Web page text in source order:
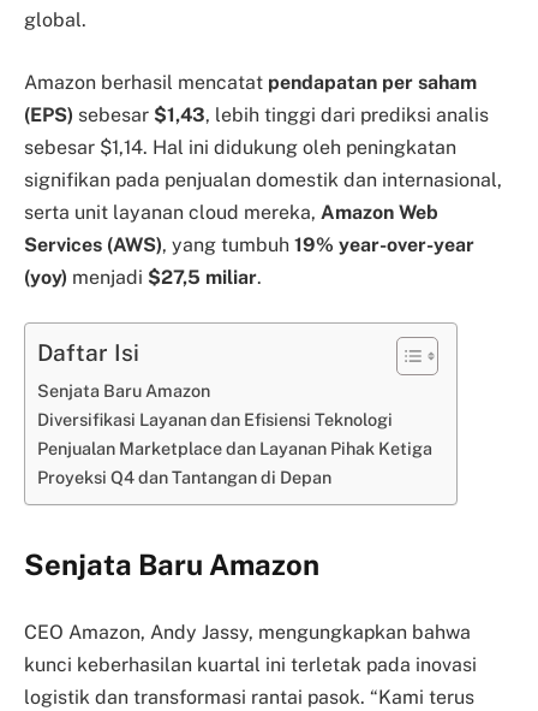
global.
Amazon berhasil mencatat pendapatan per saham
(EPS) sebesar $1,43, lebih tinggi dari prediksi analis
sebesar $1,14. Hal ini didukung oleh peningkatan
signifikan pada penjualan domestik dan internasional,
serta unit layanan cloud mereka, Amazon Web
Services (AWS), yang tumbuh 19% year-over-year
(yoy) menjadi $27,5 miliar.
Daftar Isi
Senjata Baru Amazon
Diversifikasi Layanan dan Efisiensi Teknologi
Penjualan Marketplace dan Layanan Pihak Ketiga
Proyeksi Q4 dan Tantangan di Depan
Senjata Baru Amazon
CEO Amazon, Andy Jassy, mengungkapkan bahwa
kunci keberhasilan kuartal ini terletak pada inovasi
logistik dan transformasi rantai pasok. “Kami terus